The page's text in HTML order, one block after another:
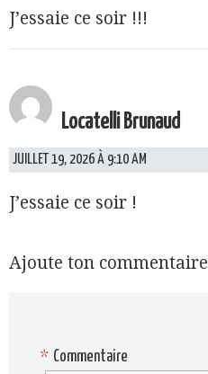
J’essaie ce soir !!!
Locatelli Brunaud
JUILLET 19, 2026 À 9:10 AM
J’essaie ce soir !
Ajoute ton commentaire
Commentaire
*